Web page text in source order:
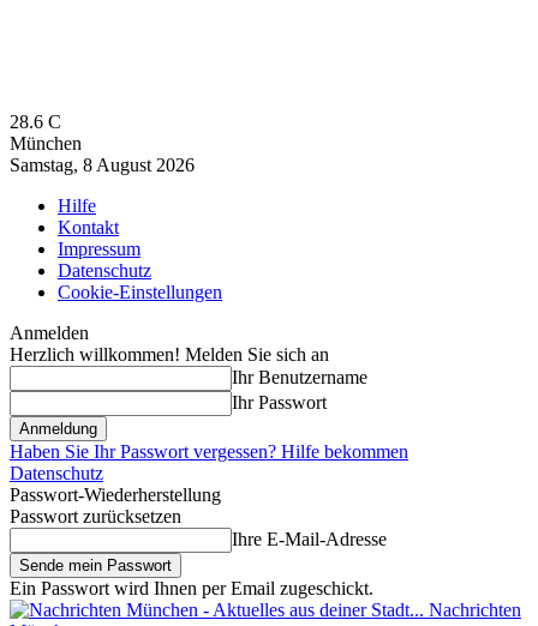
28.6 C
München
Samstag, 8 August 2026
Hilfe
Kontakt
Impressum
Datenschutz
Cookie-Einstellungen
Anmelden
Herzlich willkommen! Melden Sie sich an
Ihr Benutzername
Ihr Passwort
Haben Sie Ihr Passwort vergessen? Hilfe bekommen
Datenschutz
Passwort-Wiederherstellung
Passwort zurücksetzen
Ihre E-Mail-Adresse
Ein Passwort wird Ihnen per Email zugeschickt.
Nachrichten